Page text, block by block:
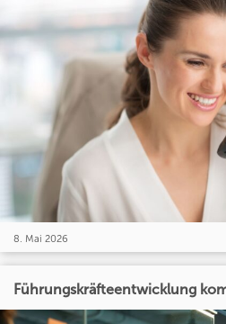
8. Mai 2026
Führungskräfteentwicklung